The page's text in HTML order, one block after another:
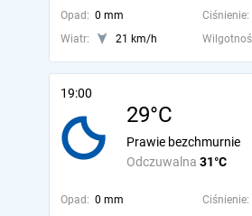
Opad: 0 mm Ciśnienie:
Wiatr:
21 km/h
19:00
29°C
Odczuwalna 31°C
Prawie bezchmurnie
Opad: 0 mm Ciśnienie: